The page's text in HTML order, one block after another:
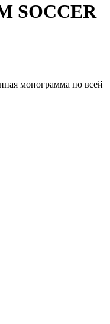
SOCCER
монограмма по всей